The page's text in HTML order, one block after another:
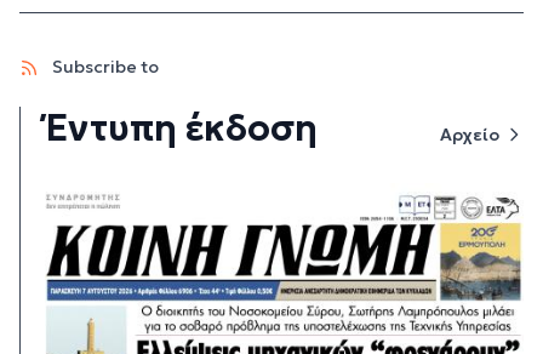
Subscribe to
Έντυπη έκδοση Αρχείο